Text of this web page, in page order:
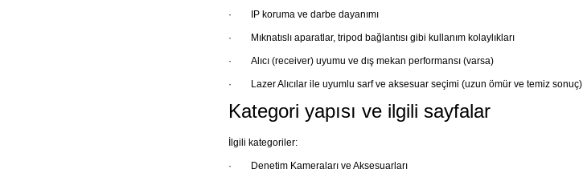
· IP koruma ve darbe dayanımı
· Mıknatıslı aparatlar, tripod bağlantısı gibi kullanım kolaylıkları
· Alıcı (receiver) uyumu ve dış mekan performansı (varsa)
· Lazer Alıcılar ile uyumlu sarf ve aksesuar seçimi (uzun ömür ve temiz sonuç)
Kategori yapısı ve ilgili sayfalar
İlgili kategoriler:
· Denetim Kameraları ve Aksesuarları